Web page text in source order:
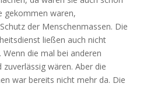
gekommen waren,
der Menschenmassen. Die
ließen auch nicht
die mal bei anderen
wären. Aber die
war bereits nicht mehr da. Die